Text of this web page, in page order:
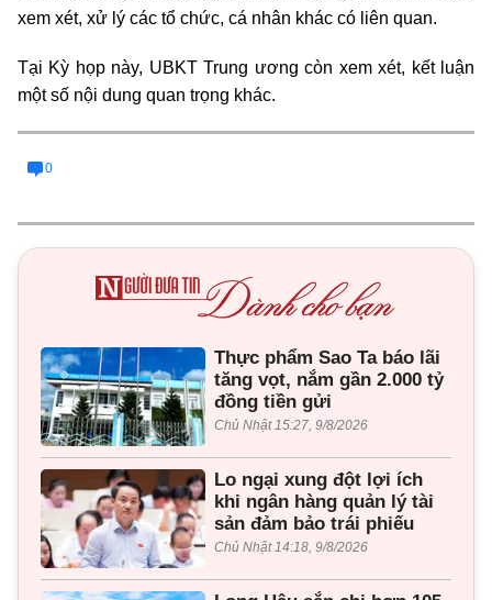
xem xét, xử lý các tổ chức, cá nhân khác có liên quan.
Tại Kỳ họp này, UBKT Trung ương còn xem xét, kết luận
một số nội dung quan trọng khác.
0
Thực phẩm Sao Ta báo lãi
tăng vọt, nắm gần 2.000 tỷ
đồng tiền gửi
Chủ Nhật 15:27, 9/8/2026
Lo ngại xung đột lợi ích
khi ngân hàng quản lý tài
sản đảm bảo trái phiếu
Chủ Nhật 14:18, 9/8/2026